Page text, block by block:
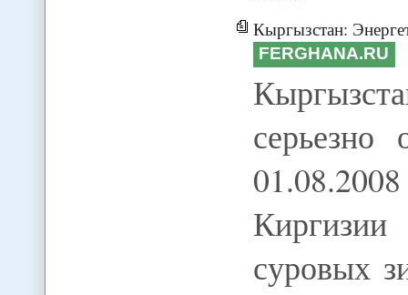
Кыргызстан:
FERGHANA.RU
серьезно
суровых